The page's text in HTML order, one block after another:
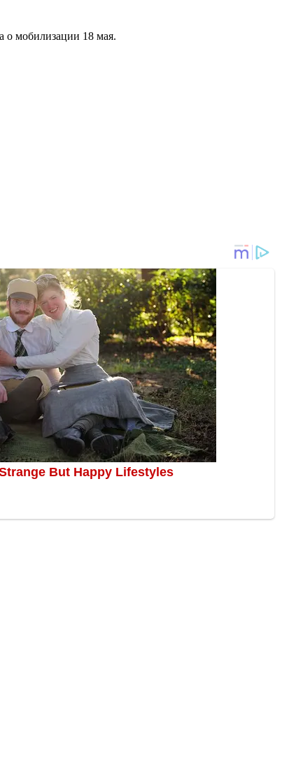
о мобилизации 18 мая.